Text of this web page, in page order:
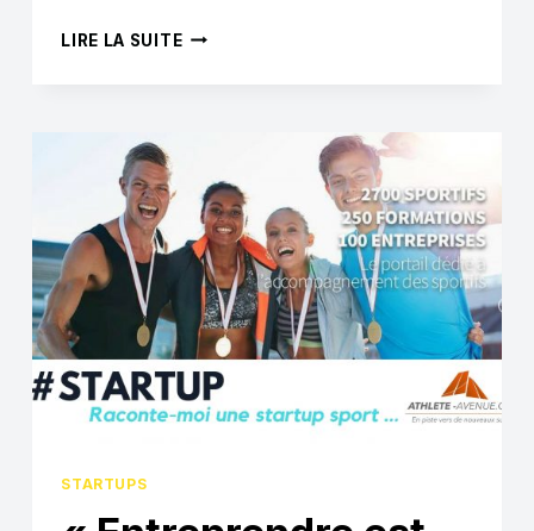
LIRE LA SUITECETTE
TOUS
LES
SPORTS
D’ÉCRIRE
SUR
LEURS
PASSIONS
STARTUPS